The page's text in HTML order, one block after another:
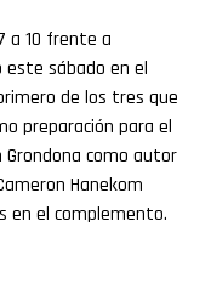
a 10 frente a
sábado en el
de los tres que
preparación para el
como autor
Hanekom
en el complemento.